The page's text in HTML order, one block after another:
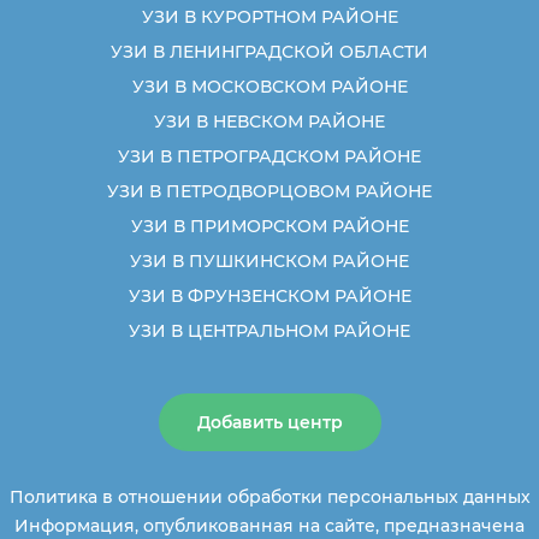
УЗИ В КУРОРТНОМ РАЙОНЕ
УЗИ В ЛЕНИНГРАДСКОЙ ОБЛАСТИ
УЗИ В МОСКОВСКОМ РАЙОНЕ
УЗИ В НЕВСКОМ РАЙОНЕ
УЗИ В ПЕТРОГРАДСКОМ РАЙОНЕ
УЗИ В ПЕТРОДВОРЦОВОМ РАЙОНЕ
УЗИ В ПРИМОРСКОМ РАЙОНЕ
УЗИ В ПУШКИНСКОМ РАЙОНЕ
УЗИ В ФРУНЗЕНСКОМ РАЙОНЕ
УЗИ В ЦЕНТРАЛЬНОМ РАЙОНЕ
Добавить центр
Политика в отношении обработки персональных данных
Информация, опубликованная на сайте, предназначена